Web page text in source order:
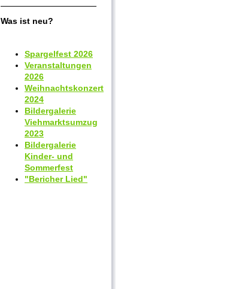
Was ist neu?
Spargelfest 2026
Veranstaltungen
2026
Weihnachtskonzert
2024
Bildergalerie
Viehmarktsumzug
2023
Bildergalerie
Kinder- und
Sommerfest
"Bericher Lied"